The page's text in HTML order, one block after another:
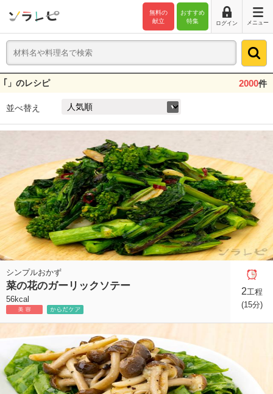
おすすめ
特集
無料の
献立
ログイン メニュー
｢」のレシピ 2000件
並べ替え
シンプルおかず
菜の花のガーリックソテー
56kcal
2工程
(15分)